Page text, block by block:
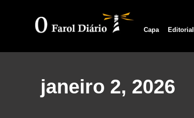
Capa Editorial
janeiro 2, 2026